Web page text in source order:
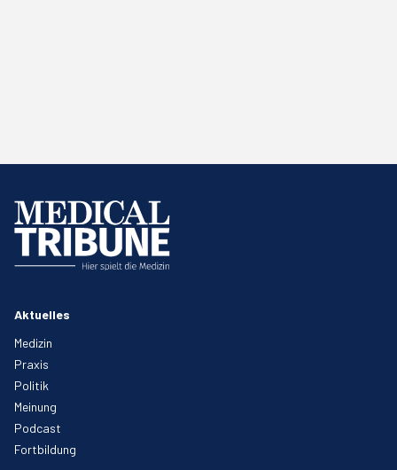
Aktuelles
Medizin
Praxis
Politik
Meinung
Podcast
Fortbildung